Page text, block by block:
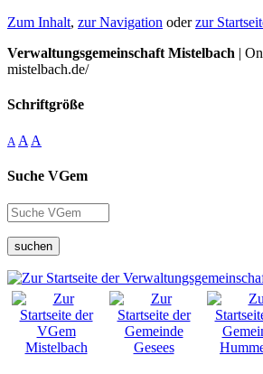
Zum Inhalt, zur Navigation oderzur
Verwaltungsgemeinschaft Mistelbach |
mistelbach.de/
Schriftgröße
A A A
Suche VGem
suchen